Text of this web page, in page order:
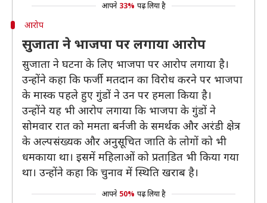
आपने 33% पढ़ लिया है
आरोप
सुजाता ने भाजपा पर लगाया आरोप
सुजाता ने घटना के लिए भाजपा पर आरोप लगाया है।
उन्होंने कहा कि फर्जी मतदान का विरोध करने पर भाजपा
के मास्क पहले हुए गुंडों ने उन पर हमला किया है।
उन्होंने यह भी आरोप लगाया कि भाजपा के गुंडों ने
सोमवार रात को ममता बर्नजी के समर्थक और अरंडी क्षेत्र
के अल्पसंख्यक और अनुसूचित जाति के लोगों को भी
धमकाया था। इसमें महिलाओं को प्रताडि़त भी किया गया
था। उन्होंने कहा कि चुनाव में स्थिति खराब है।
आपने 50% पढ़ लिया है